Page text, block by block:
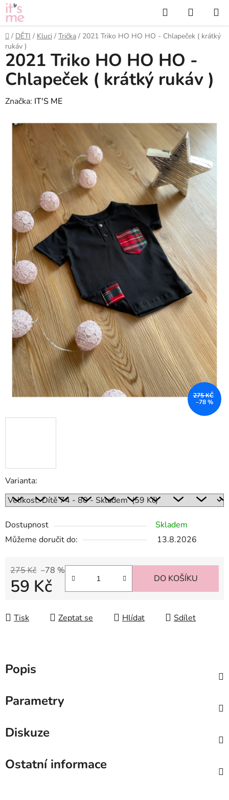
Přejít
na
obsah
Hledat
KOŠÍK
Domů
/ DĚTI / Kluci / Trička / 2021 Triko HO HO HO - Chlapeček ( krátký
rukáv )
Varianta:
Dostupnost
Skladem
Můžeme doručit do:
13.8.2026
275 Kč –78 %
59 Kč DO KOŠÍKU
Tisk Zeptat se Hlídat Sdílet
2021 Triko HO HO HO -
Chlapeček ( krátký rukáv )
Značka: IT'S ME
275 KČ
–78 %
Popis
Parametry
Diskuze
Ostatní informace